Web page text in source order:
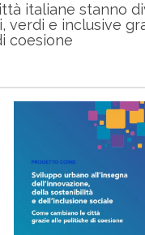
italiane stanno
verdi e inclusive
coesione